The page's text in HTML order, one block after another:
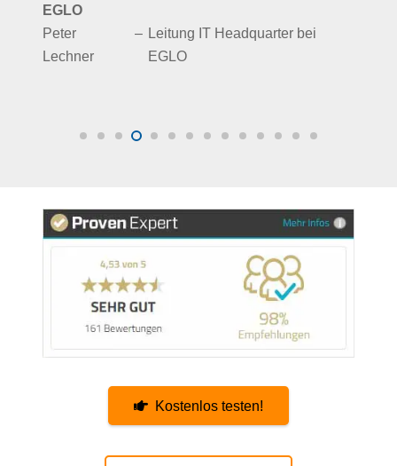
EGLO
Peter
Lechner
– Leitung IT Headquarter bei
EGLO
Kostenlos testen!